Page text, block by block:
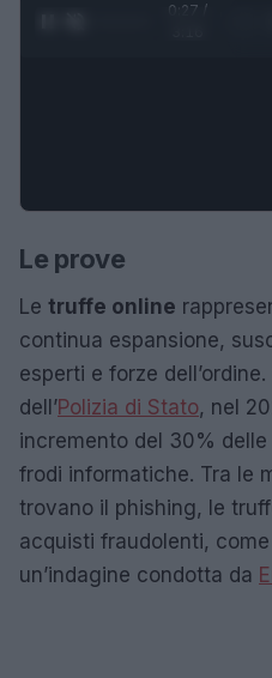
0:28 /
Le prove
Le truffe online
continua espansione,
esperti e forze
dell’Polizia di Stato, nel
incremento del 30%
frodi informatiche. Tra le
trovano il phishing, le
acquisti fraudolenti,
un’indagine condotta da